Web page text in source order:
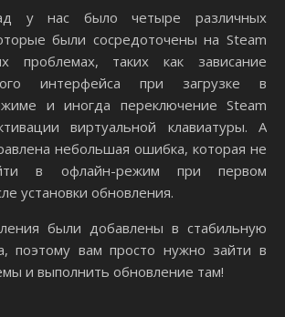
у нас было четыре различных
были сосредоточены на Steam
таких как зависание
интерфейса при загрузке в
и иногда переключение Steam
виртуальной клавиатуры. А
​​небольшая ошибка, которая не
в офлайн-режим при первом
установки обновления.
были добавлены в стабильную
поэтому вам просто нужно зайти в
и выполнить обновление там!